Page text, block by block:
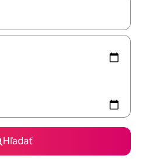
môžete si ich prechádzať
Hľadať